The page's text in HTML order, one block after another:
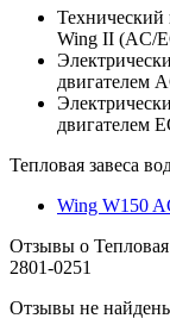
Технический
Wing II (AC/
двигателем
двигателем
Тепловая завеса
Wing W150
Отзывы о Тепловая
2801-0251
Отзывы не